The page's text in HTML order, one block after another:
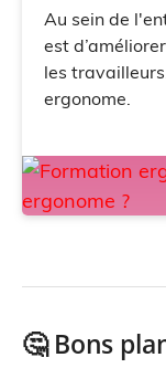
Au sein de
est
les
ergonome.
🤔 Bons